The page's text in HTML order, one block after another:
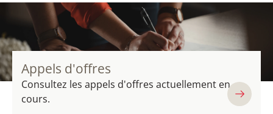
Appels d'offres
Consultez les appels d'offres actuellement en
cours.